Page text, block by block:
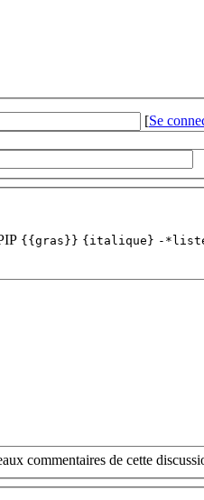
[Se
{{gras}} {italique} -
commentaires de cette